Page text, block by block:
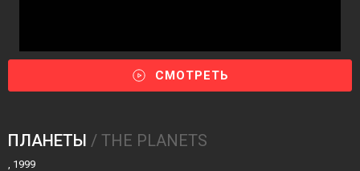
СМОТРЕТЬ
ПЛАНЕТЫ / THE PLANETS
, 1999